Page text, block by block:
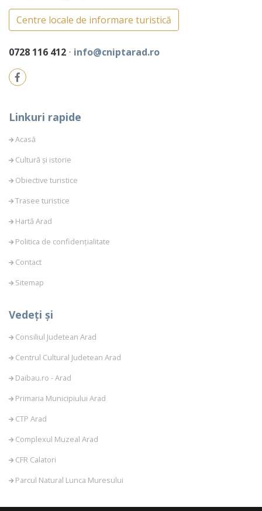
Centre locale de informare turistică
0728 116 412 ⋅ info@cniptarad.ro
Linkuri rapide
Acasă
Cultură și istorie
Obiective turistice
Trasee turistice
Hartă Arad
Politica de confidențialitate
Contact
Sitemap
Vedeți și
Consiliul Judetean Arad
Centrul Cultural Judetean Arad
Daibau.ro - Arad
Primaria Municipiului Arad
CTP Arad
Complexul Muzeal Arad
CFR Calatori
Parcul Natural Lunca Muresului